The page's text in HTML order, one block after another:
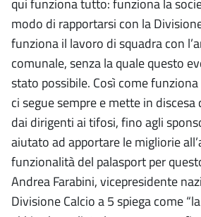
modo di rapportarsi con la
funziona il lavoro di squadra con
comunale, senza la quale questo
stato possibile. Così come
ci segue sempre e mette in
dai dirigenti ai tifosi, fino agli
aiutato ad apportare le migliorie
funzionalità del palasport per
Andrea Farabini, vicepresidente
Divisione Calcio a 5 spiega come